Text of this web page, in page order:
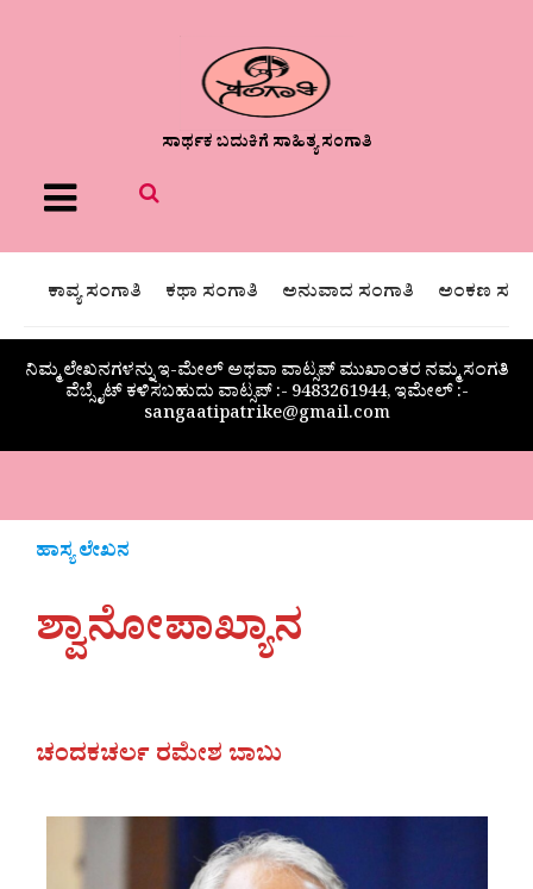
ಸಾರ್ಥಕ ಬದುಕಿಗೆ ಸಾಹಿತ್ಯ ಸಂಗಾತಿ
Menu
ಕಾವ್ಯ ಸಂಗಾತಿ ಕಥಾ ಸಂಗಾತಿ ಅನುವಾದ ಸಂಗಾತಿ ಅಂಕಣ
ನಿಮ್ಮ ಲೇಖನಗಳನ್ನು ಇ-ಮೇಲ್ ಅಥವಾ ವಾಟ್ಸಪ್ ಮುಖಾಂತರ ನಮ್ಮ ಸಂಗತಿ
ವೆಬ್ಸೈಟ್ ಕಳಿಸಬಹುದು ವಾಟ್ಸಪ್‌ :- 9483261944, ಇಮೇಲ್ :-
sangaatipatrike@gmail.com
ಹಾಸ್ಯ ಲೇಖನ
ಶ್ವಾನೋಪಾಖ್ಯಾನ
ಚಂದಕಚರ್ಲ ರಮೇಶ ಬಾಬು